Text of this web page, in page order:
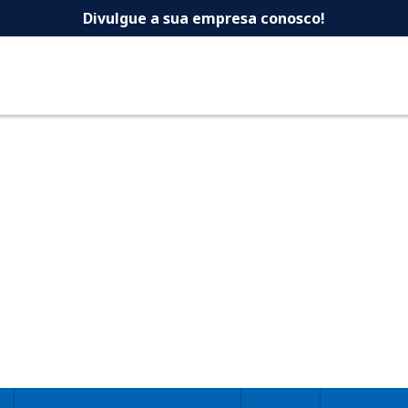
-Dicas
Divulgue a sua empresa conosco!